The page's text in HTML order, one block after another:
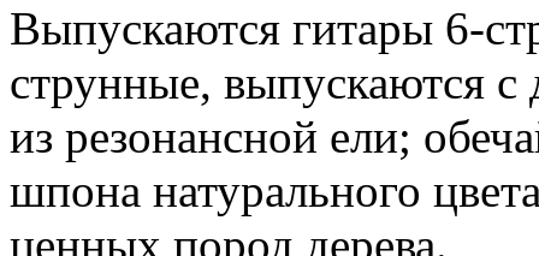
Выпускаются гитары 6-
струнные, выпускаются с
из резонансной ели;
шпона натурального
ценных пород дерева.